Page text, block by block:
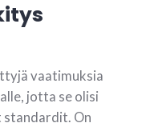
vaatimuksia
jotta se olisi
On